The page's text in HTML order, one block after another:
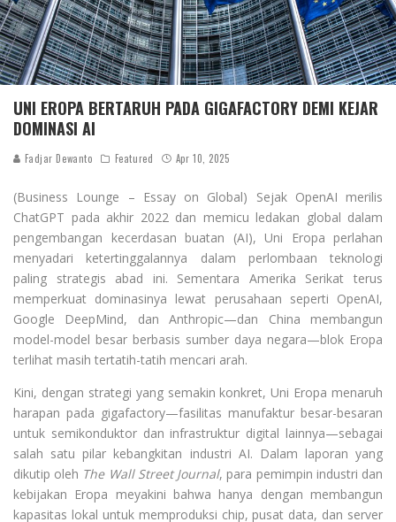
UNI EROPA BERTARUH PADA GIGAFACTORY DEMI KEJAR
DOMINASI AI
Fadjar Dewanto Featured Apr 10, 2025
(Business Lounge – Essay on Global) Sejak OpenAI merilis
ChatGPT pada akhir 2022 dan memicu ledakan global dalam
pengembangan kecerdasan buatan (AI), Uni Eropa perlahan
menyadari ketertinggalannya dalam perlombaan teknologi
paling strategis abad ini. Sementara Amerika Serikat terus
memperkuat dominasinya lewat perusahaan seperti OpenAI,
Google DeepMind, dan Anthropic—dan China membangun
model-model besar berbasis sumber daya negara—blok Eropa
terlihat masih tertatih-tatih mencari arah.
Kini, dengan strategi yang semakin konkret, Uni Eropa menaruh
harapan pada gigafactory—fasilitas manufaktur besar-besaran
untuk semikonduktor dan infrastruktur digital lainnya—sebagai
salah satu pilar kebangkitan industri AI. Dalam laporan yang
dikutip oleh The Wall Street Journal, para pemimpin industri dan
kebijakan Eropa meyakini bahwa hanya dengan membangun
kapasitas lokal untuk memproduksi chip, pusat data, dan server